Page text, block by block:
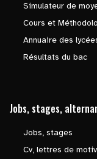
Simulateur de
Cours et
Annuaire des
Résultats du bac
Jobs, stages,
Jobs, stages
Cv, lettres de